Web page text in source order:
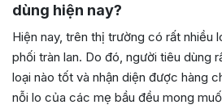
dùng hiện nay?
Hiện nay, trên thị trường có rất nhiều
phối tràn lan. Do đó, người tiêu dùng
loại nào tốt và nhận diện được hàng
nỗi lo của các mẹ bầu đều mong